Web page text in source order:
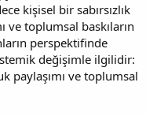
kişisel bir sabırsızlık
ve toplumsal baskıların
perspektifinde
değişimle ilgilidir:
paylaşımı ve toplumsal